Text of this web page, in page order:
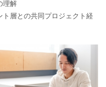
理解
ト層との共同プロジェクト経